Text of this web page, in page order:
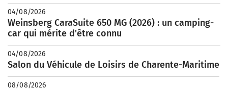
04/08/2026
Weinsberg CaraSuite 650 MG (2026) : un camping-
car qui mérite d'être connu
04/08/2026
Salon du Véhicule de Loisirs de Charente-Maritime
08/08/2026